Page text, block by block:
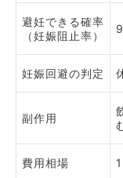
避妊できる確率
（妊娠阻止率）
妊娠回避の判定
副作用
費用相場